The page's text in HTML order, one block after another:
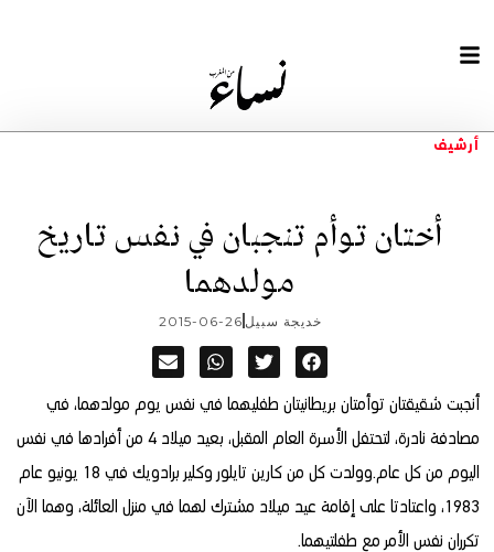
أرشيف
أختان توأم تنجبان في نفس تاريخ
مولدهما
خديجة سبيل 2015-06-26
أنجبت شقيقتان توأمتان بريطانيتان طفليهما في نفس يوم مولدهما، في
مصادفة نادرة، لتحتفل الأسرة العام المقبل، بعيد ميلاد 4 من أفرادها في نفس
اليوم من كل عام.
وولدت كل من كارين تايلور وكلير برادويك في 18 يونيو عام
1983، واعتادتا على إقامة عيد ميلاد مشترك لهما في منزل العائلة، وهما الآن
تكرران نفس الأمر مع طفلتيهما.